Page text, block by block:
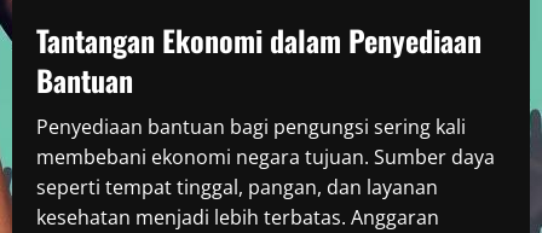
Tantangan Ekonomi dalam Penyediaan
Bantuan
Penyediaan bantuan bagi pengungsi sering kali
membebani ekonomi negara tujuan. Sumber daya
seperti tempat tinggal, pangan, dan layanan
kesehatan menjadi lebih terbatas. Anggaran